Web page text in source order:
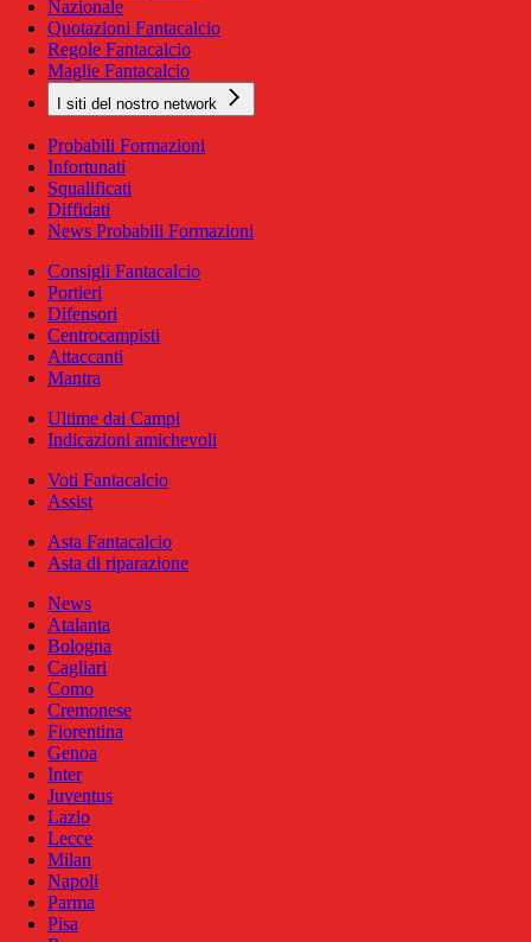
Nazionale
Quotazioni Fantacalcio
Regole Fantacalcio
Maglie Fantacalcio
I siti del nostro network
Probabili Formazioni
Infortunati
Squalificati
Diffidati
News Probabili Formazioni
Consigli Fantacalcio
Portieri
Difensori
Centrocampisti
Attaccanti
Mantra
Ultime dai Campi
Indicazioni amichevoli
Voti Fantacalcio
Assist
Asta Fantacalcio
Asta di riparazione
News
Atalanta
Bologna
Cagliari
Como
Cremonese
Fiorentina
Genoa
Inter
Juventus
Lazio
Lecce
Milan
Napoli
Parma
Pisa